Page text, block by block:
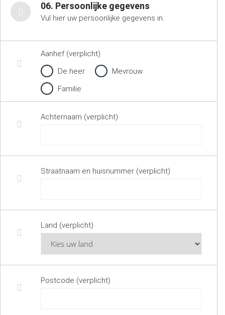
06. Persoonlijke gegevens
Vul hier uw persoonlijke gegevens in..
Aanhef (verplicht)
De heer
Mevrouw
Familie
Achternaam (verplicht)
Straatnaam en huisnummer (verplicht)
Land (verplicht)
Postcode (verplicht)